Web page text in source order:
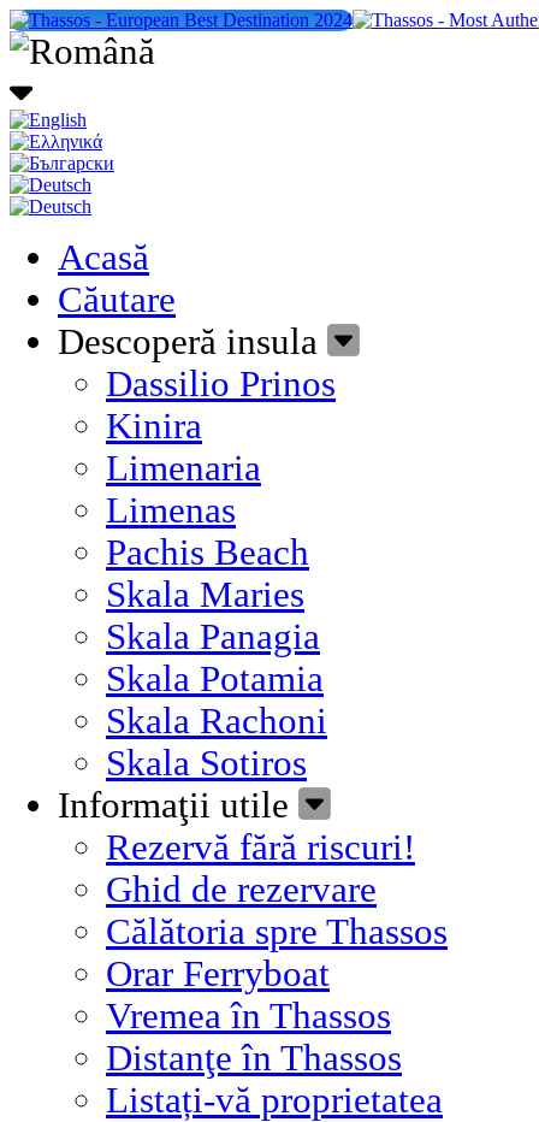
Acasă
Căutare
Descoperă insula
Dassilio Prinos
Kinira
Limenaria
Limenas
Pachis Beach
Skala Maries
Skala Panagia
Skala Potamia
Skala Rachoni
Skala Sotiros
Informaţii utile
Rezervă fără riscuri!
Ghid de rezervare
Călătoria spre Thassos
Orar Ferryboat
Vremea în Thassos
Distanţe în Thassos
Listați-vă proprietatea